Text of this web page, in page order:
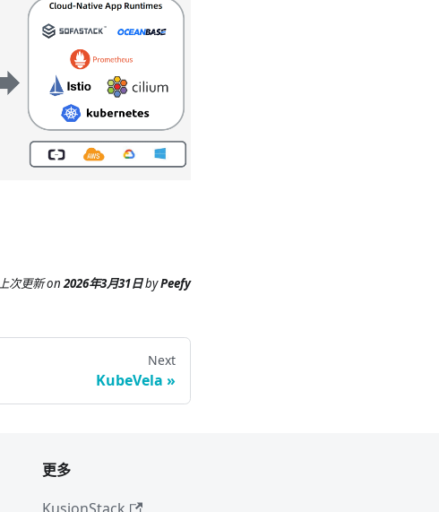
上次更新on 2026年3月31日byPeefy
Next
KubeVela
更多